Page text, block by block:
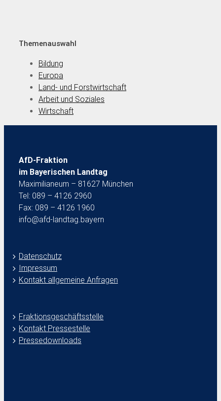
Themenauswahl
Bildung
Europa
Land- und Forstwirtschaft
Arbeit und Soziales
Wirtschaft
AfD-Fraktion
im Bayerischen Landtag
Maximilianeum – 81627 München
Tel: 089 – 4126 2960
Fax: 089 – 4126 1960
info@afd-landtag.bayern
Datenschutz
Impressum
Kontakt allgemeine Anfragen
Fraktionsgeschäftsstelle
Kontakt Pressestelle
Pressedownloads